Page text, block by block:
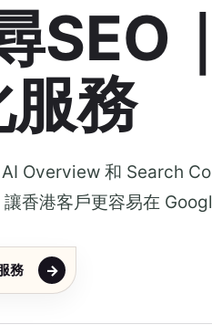
SEO
務
Overview 和 Search
香港客戶更容易在
務